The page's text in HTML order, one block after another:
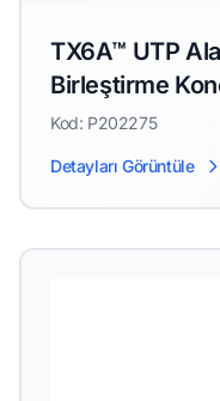
TX6A™ UTP
Birleştirme
Kod: P202275
Detayları Görüntüle